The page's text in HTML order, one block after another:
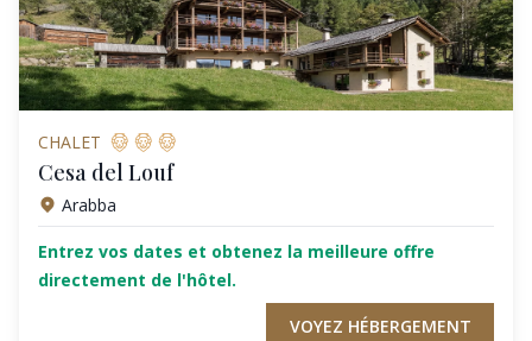
CHALET
Cesa del Louf
Arabba
Entrez vos dates et obtenez la meilleure offre
directement de l'hôtel.
VOYEZ HÉBERGEMENT